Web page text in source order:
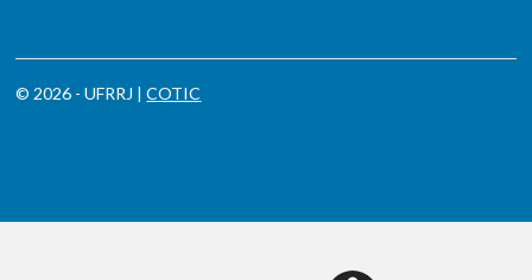
© 2026 - UFRRJ |COTIC